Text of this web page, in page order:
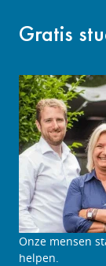
Gratis
Onze mensen
helpen.